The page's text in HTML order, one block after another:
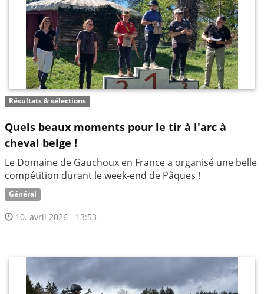
Résultats & sélections
Quels beaux moments pour le tir à l'arc à
cheval belge !
Le Domaine de Gauchoux en France a organisé une belle
compétition durant le week-end de Pâques !
Général
10. avril 2026 - 13:53